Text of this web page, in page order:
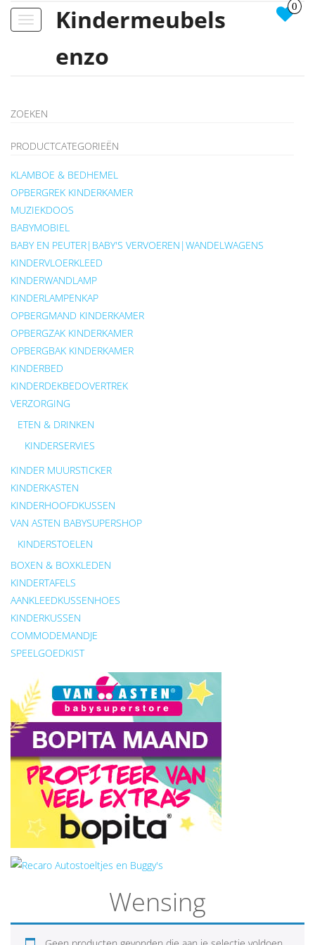
Toggle
Kindermeubels
enzo
0
ZOEKEN
PRODUCTCATEGORIEËN
KLAMBOE & BEDHEMEL
OPBERGREK KINDERKAMER
MUZIEKDOOS
BABYMOBIEL
BABY EN PEUTER|BABY'S VERVOEREN|WANDELWAGENS
KINDERVLOERKLEED
KINDERWANDLAMP
KINDERLAMPENKAP
OPBERGMAND KINDERKAMER
OPBERGZAK KINDERKAMER
OPBERGBAK KINDERKAMER
KINDERBED
KINDERDEKBEDOVERTREK
VERZORGING
ETEN & DRINKEN
KINDERSERVIES
KINDER MUURSTICKER
KINDERKASTEN
KINDERHOOFDKUSSEN
VAN ASTEN BABYSUPERSHOP
KINDERSTOELEN
BOXEN & BOXKLEDEN
KINDERTAFELS
AANKLEEDKUSSENHOES
KINDERKUSSEN
COMMODEMANDJE
SPEELGOEDKIST
Wensing